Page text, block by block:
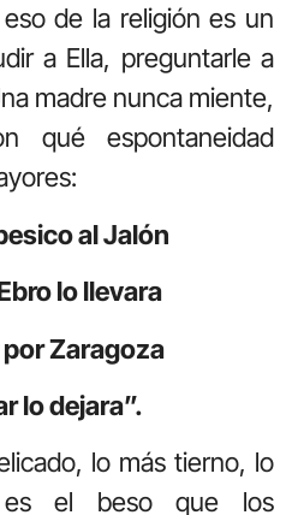
de la religión es un
a Ella, preguntarle a
madre nunca miente,
qué espontaneidad
al Jalón
lo llevara
Zaragoza
lo dejara”.
lo más tierno, lo
es el beso que los